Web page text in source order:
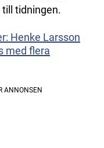
tidningen.
Henke Larsson
med flera